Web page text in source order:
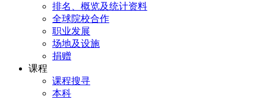
排名、概览及统计资料
全球院校合作
职业发展
场地及设施
捐赠
课程
课程搜寻
本科